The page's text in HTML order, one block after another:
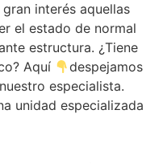
interés aquellas
el estado de normal
estructura. ¿Tiene
Aquí
despejamos
especialista.
unidad especializada